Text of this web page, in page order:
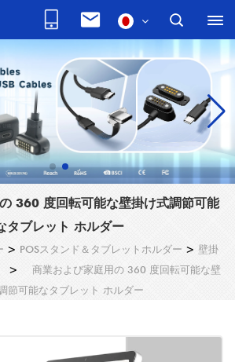
360 度回転可能な壁掛け式調節可能
タブレット ホルダー
> POSスタンド＆タブレットホルダー > 壁掛
>
商業および家庭用の 360 度回転可能な壁
節可能なタブレット ホルダー